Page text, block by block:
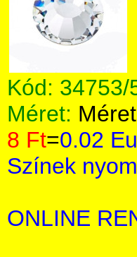
Kód: 34753/
Méret:
8 Ft=0.02
Színek
ONLINE